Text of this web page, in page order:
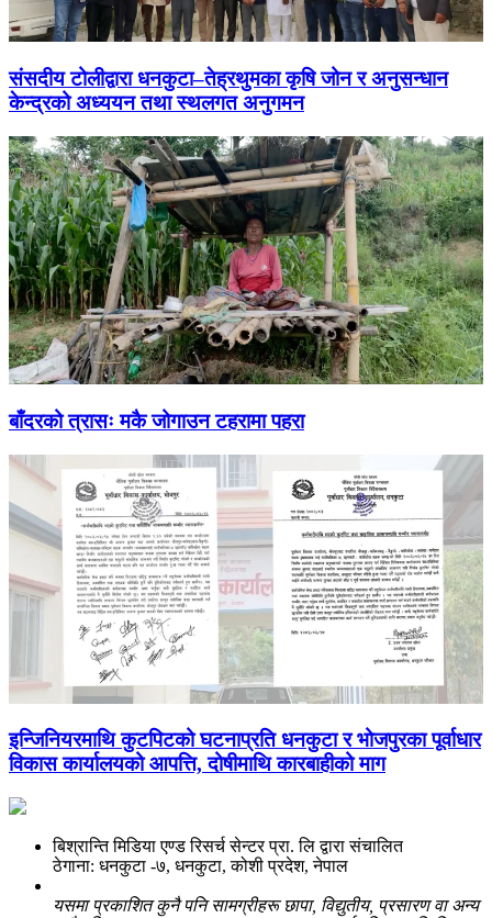
संसदीय टोलीद्वारा धनकुटा–तेह्रथुमका कृषि जोन र अनुसन्धान
केन्द्रको अध्ययन तथा स्थलगत अनुगमन
बाँदरको त्रासः मकै जोगाउन टहरामा पहरा
इन्जिनियरमाथि कुटपिटको घटनाप्रति धनकुटा र भोजपुरका पूर्वाधार
विकास कार्यालयको आपत्ति, दोषीमाथि कारबाहीको माग
बिश्रान्ति मिडिया एण्ड रिसर्च सेन्टर प्रा. लि द्वारा संचालित
ठेगाना: धनकुटा -७, धनकुटा, कोशी प्रदेश, नेपाल
यसमा प्रकाशित कुनै पनि सामग्रीहरू छापा, विद्युतीय, प्रसारण वा अन्य